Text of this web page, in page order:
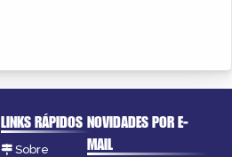
LINKS RÁPIDOS
Sobre
NOVIDADES POR E-
MAIL